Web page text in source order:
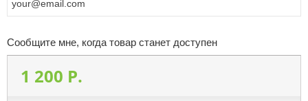
Сообщите мне, когда товар станет доступен
1 200 P.